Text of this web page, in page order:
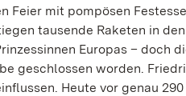
mit pompösen
tausende Raketen in
Europas – doch
geschlossen worden.
Heute vor genau 290